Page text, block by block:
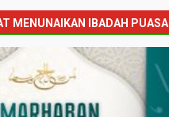
MENUNAIKAN IBADAH PUASA